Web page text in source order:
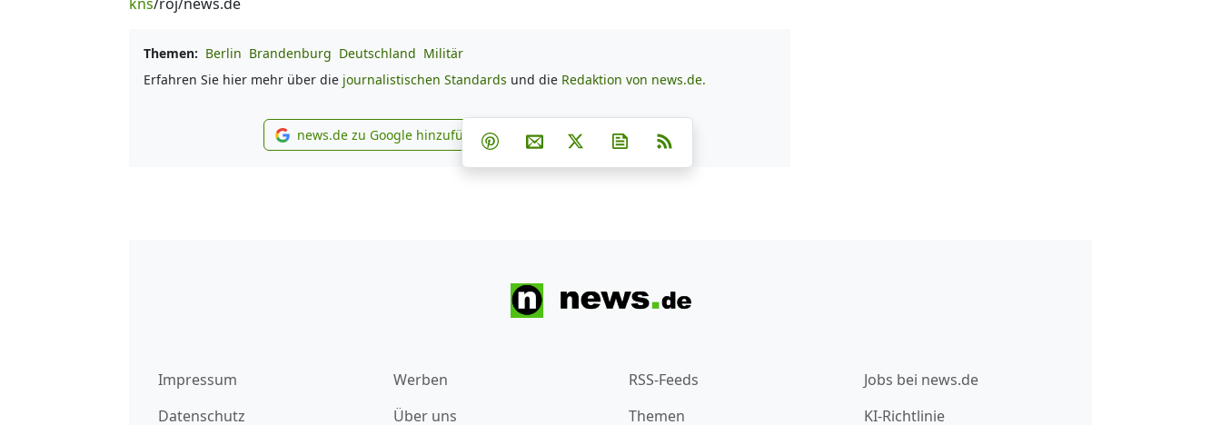
Themen: Berlin Brandenburg Deutschland Militär
Erfahren Sie hier mehr über die journalistischen Standards und die Redaktion von news.de.
news.de zu Google hinzufügen
news.de zu Google hinzufügen Teilen auf Facebook
Teilen auf Whatsapp
Teilen auf Telegram
Teilen auf Pinterest
Per E-Mail teilen
Post auf XNewsletter abonnieren
Impressum
Datenschutz
Werben
Über uns
RSS-Feeds
Themen
Jobs bei news.de
KI-Richtlinie